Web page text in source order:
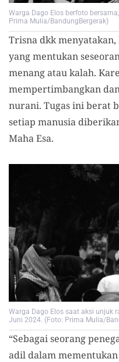
Warga Dago Elos berfoto
Prima Mulia/BandungBergerak)
Trisna dkk
yang mentukan
menang atau kalah.
mempertimbangkan
nurani. Tugas ini berat
setiap manusia
Maha Esa.
Warga Dago Elos saat aksi unjuk
Juni 2024. (Foto: Prima Mulia/
“Sebagai seorang
adil dalam